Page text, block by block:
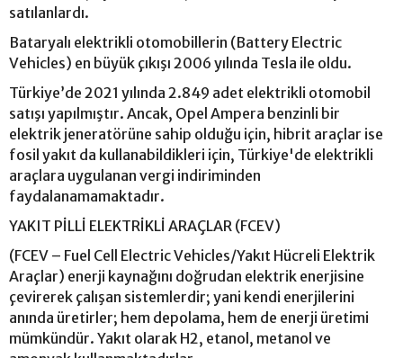
satılanlardı.
Bataryalı elektrikli otomobillerin (Battery Electric
Vehicles) en büyük çıkışı 2006 yılında Tesla ile oldu.
Türkiye’de 2021 yılında 2.849 adet elektrikli otomobil
satışı yapılmıştır. Ancak, Opel Ampera benzinli bir
elektrik jeneratörüne sahip olduğu için, hibrit araçlar ise
fosil yakıt da kullanabildikleri için, Türkiye'de elektrikli
araçlara uygulanan vergi indiriminden
faydalanamamaktadır.
YAKIT PİLLİ ELEKTRİKLİ ARAÇLAR (FCEV)
(FCEV – Fuel Cell Electric Vehicles/Yakıt Hücreli Elektrik
Araçlar) enerji kaynağını doğrudan elektrik enerjisine
çevirerek çalışan sistemlerdir; yani kendi enerjilerini
anında üretirler; hem depolama, hem de enerji üretimi
mümkündür. Yakıt olarak H2, etanol, metanol ve